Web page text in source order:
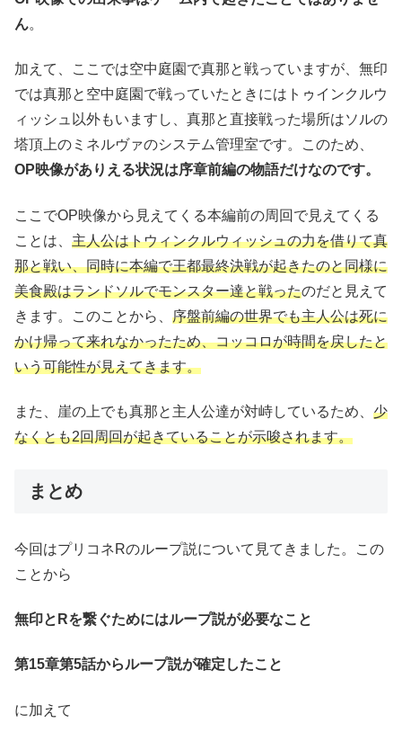
ん。
加えて、ここでは空中庭園で真那と戦っていますが、無印
では真那と空中庭園で戦っていたときにはトゥインクルウ
ィッシュ以外もいますし、真那と直接戦った場所はソルの
塔頂上のミネルヴァのシステム管理室です。このため、
OP映像がありえる状況は序章前編の物語だけなのです。
ここでOP映像から見えてくる本編前の周回で見えてくる
ことは、 主人公はトウィンクルウィッシュの力を借りて真
那と戦い、同時に本編で王都最終決戦が起きたのと同様に
美食殿はランドソルでモンスター達と戦ったのだと見えて
きます。このことから、 序盤前編の世界でも主人公は死に
かけ帰って来れなかったため、コッコロが時間を戻したと
いう可能性が見えてきます。
また、崖の上でも真那と主人公達が対峙しているため、 少
なくとも2回周回が起きていることが示唆されます。
まとめ
今回はプリコネRのループ説について見てきました。この
ことから
無印とRを繋ぐためにはループ説が必要なこと
第15章第5話からループ説が確定したこと
に加えて